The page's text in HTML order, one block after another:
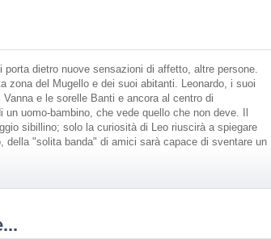
dietro nuove sensazioni di affetto, altre persone.
zona del Mugello e dei suoi abitanti. Leonardo, i suoi
e le sorelle Banti e ancora al centro di
uomo-bambino, che vede quello che non deve. Il
sibillino; solo la curiosità di Leo riuscirà a spiegare
della "solita banda" di amici sarà capace di sventare un